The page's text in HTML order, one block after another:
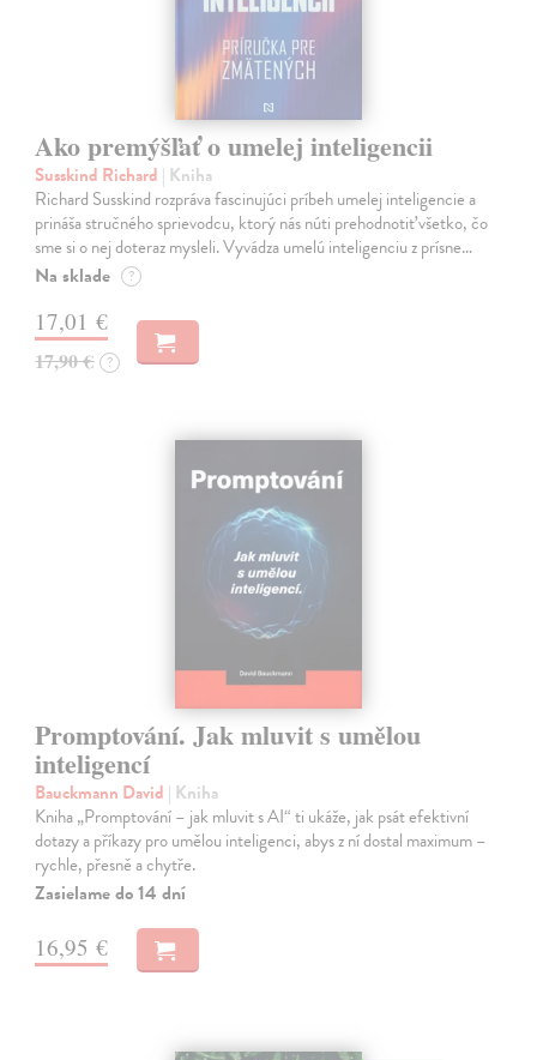
Ako premýšľať o umelej inteligencii
Susskind Richard | Kniha
Richard Susskind rozpráva fascinujúci príbeh umelej inteligencie a
prináša stručného sprievodcu, ktorý nás núti prehodnotiť všetko, čo
sme si o nej doteraz mysleli. Vyvádza umelú inteligenciu z prísne…
Na sklade ?
17,01 €
17,90 € ?
Promptování. Jak mluvit s umělou
inteligencí
Bauckmann David | Kniha
Kniha „Promptování – jak mluvit s AI“ ti ukáže, jak psát efektivní
dotazy a příkazy pro umělou inteligenci, abys z ní dostal maximum –
rychle, přesně a chytře.
Zasielame do 14 dní
16,95 €